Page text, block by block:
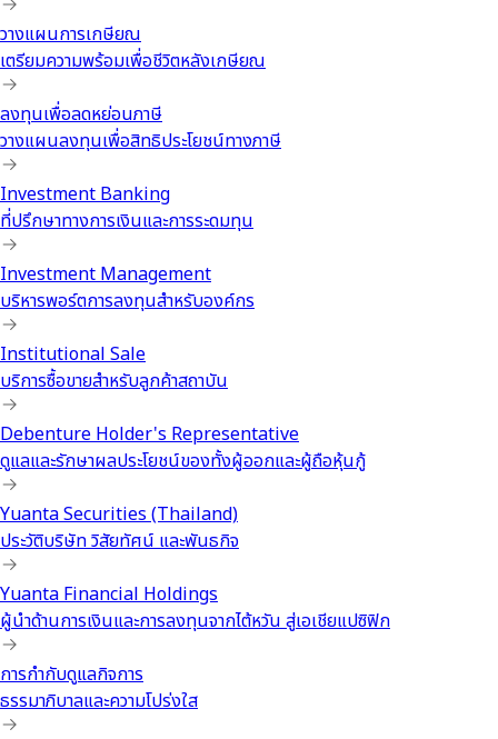
วางแผนการเกษียณ
เตรียมความพร้อมเพื่อชีวิตหลังเกษียณ
ลงทุนเพื่อลดหย่อนภาษี
วางแผนลงทุนเพื่อสิทธิประโยชน์ทางภาษี
Investment Banking
ที่ปรึกษาทางการเงินและการระดมทุน
Investment Management
บริหารพอร์ตการลงทุนสำหรับองค์กร
Institutional Sale
บริการซื้อขายสำหรับลูกค้าสถาบัน
Debenture Holder's Representative
ดูแลและรักษาผลประโยชน์ของทั้งผู้ออกและผู้ถือหุ้นกู้
Yuanta Securities (Thailand)
ประวัติบริษัท วิสัยทัศน์ และพันธกิจ
Yuanta Financial Holdings
ผู้นำด้านการเงินและการลงทุนจากไต้หวัน สู่เอเชียแปซิฟิก
การกำกับดูแลกิจการ
ธรรมาภิบาลและความโปร่งใส